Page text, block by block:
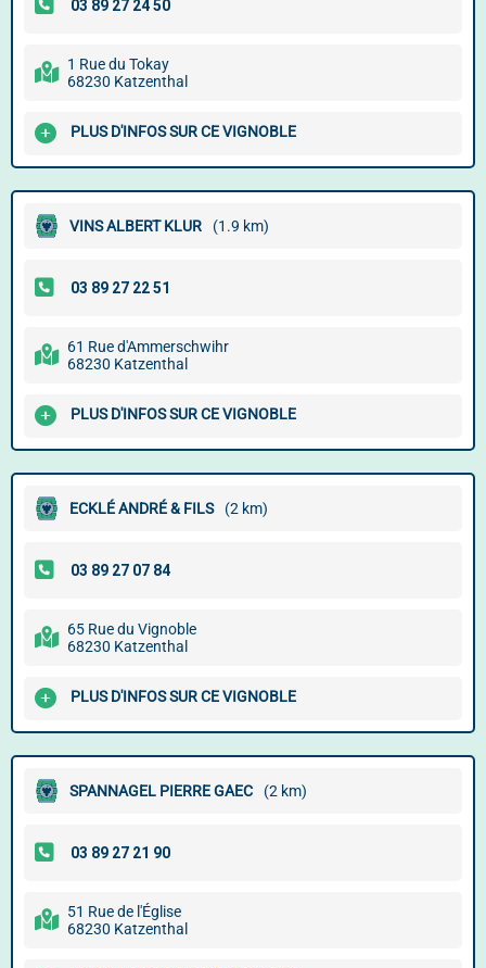
1 Rue du Tokay
68230 Katzenthal
PLUS D'INFOS SUR CE VIGNOBLE
VINS ALBERT KLUR (1.9 km)
61 Rue d'Ammerschwihr
68230 Katzenthal
PLUS D'INFOS SUR CE VIGNOBLE
ECKLÉ ANDRÉ & FILS (2 km)
65 Rue du Vignoble
68230 Katzenthal
PLUS D'INFOS SUR CE VIGNOBLE
SPANNAGEL PIERRE GAEC (2 km)
51 Rue de l'Église
68230 Katzenthal